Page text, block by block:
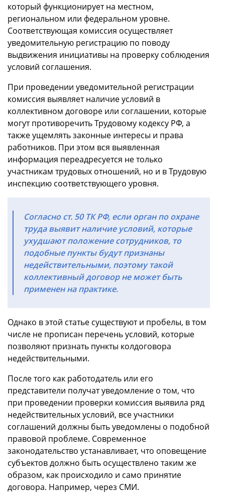
который функционирует на местном,
региональном или федеральном уровне.
Соответствующая комиссия осуществляет
уведомительную регистрацию по поводу
выдвижения инициативы на проверку соблюдения
условий соглашения.
При проведении уведомительной регистрации
комиссия выявляет наличие условий в
коллективном договоре или соглашении, которые
могут противоречить Трудовому кодексу РФ, а
также ущемлять законные интересы и права
работников. При этом вся выявленная
информация переадресуется не только
участникам трудовых отношений, но и в Трудовую
инспекцию соответствующего уровня.
Согласно ст. 50 ТК РФ, если орган по охране
труда выявит наличие условий, которые
ухудшают положение сотрудников, то
подобные пункты будут признаны
недействительными, поэтому такой
коллективный договор не может быть
применен на практике.
Однако в этой статье существуют и пробелы, в том
числе не прописан перечень условий, которые
позволяют признать пункты колдоговора
недействительными.
После того как работодатель или его
представители получат уведомление о том, что
при проведении проверки комиссия выявила ряд
недействительных условий, все участники
соглашений должны быть уведомлены о подобной
правовой проблеме. Современное
законодательство устанавливает, что оповещение
субъектов должно быть осуществлено таким же
образом, как происходило и само принятие
договора. Например, через СМИ.